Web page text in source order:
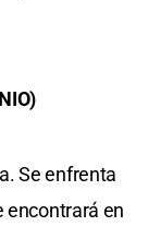
Se enfrenta
encontrará en